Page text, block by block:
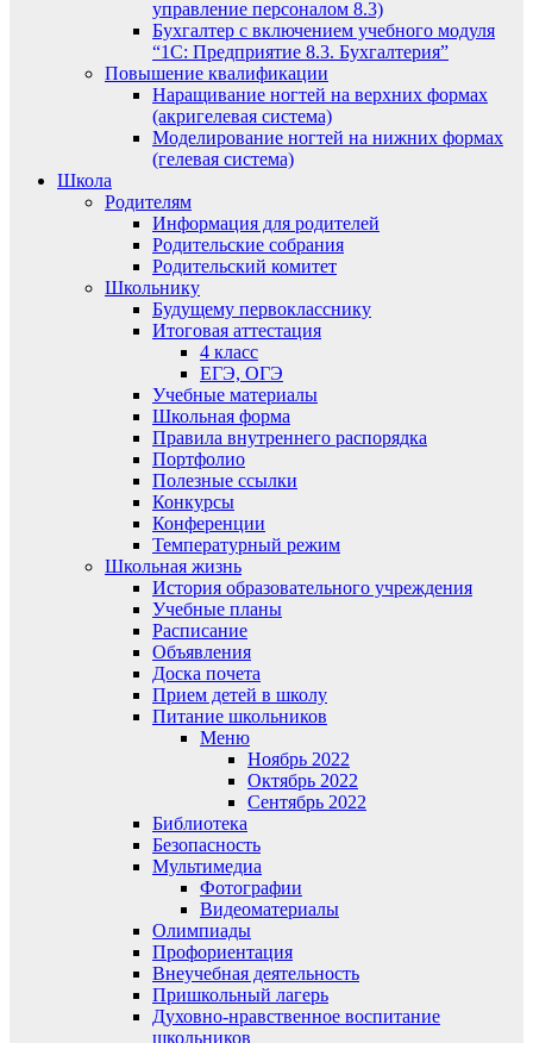
управление персоналом 8.3)
Бухгалтер с включением учебного модуля
“1С: Предприятие 8.3. Бухгалтерия”
Повышение квалификации
Наращивание ногтей на верхних формах
(акригелевая система)
Моделирование ногтей на нижних формах
(гелевая система)
Школа
Родителям
Информация для родителей
Родительские собрания
Родительский комитет
Школьнику
Будущему первокласснику
Итоговая аттестация
4 класс
ЕГЭ, ОГЭ
Учебные материалы
Школьная форма
Правила внутреннего распорядка
Портфолио
Полезные ссылки
Конкурсы
Конференции
Температурный режим
Школьная жизнь
История образовательного учреждения
Учебные планы
Расписание
Объявления
Доска почета
Прием детей в школу
Питание школьников
Меню
Ноябрь 2022
Октябрь 2022
Сентябрь 2022
Библиотека
Безопасность
Мультимедиа
Фотографии
Видеоматериалы
Олимпиады
Профориентация
Внеучебная деятельность
Пришкольный лагерь
Духовно-нравственное воспитание
школьников